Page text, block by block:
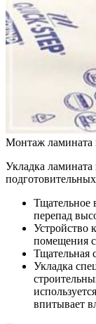
Монтаж ламината
Укладка ламината
Тщательное
перепад
Устройство
помещения
Тщательная
Укладка
впитывает